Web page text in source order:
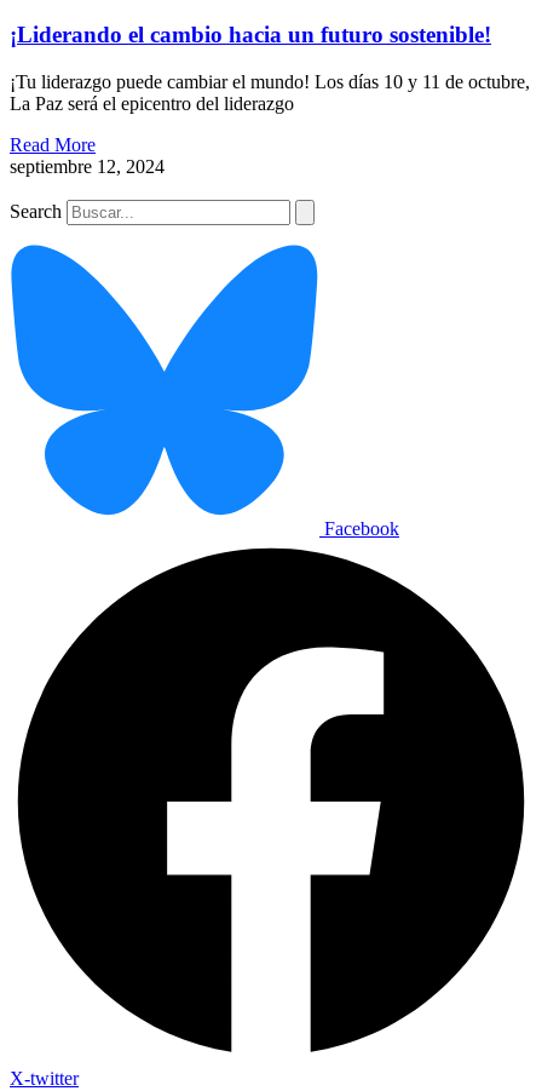
¡Liderando el cambio hacia un futuro sostenible!​
¡Tu liderazgo puede cambiar el mundo! Los días 10 y 11 de octubre,
La Paz será el epicentro del liderazgo
Read More
septiembre 12, 2024
Search
Facebook
X-twitter